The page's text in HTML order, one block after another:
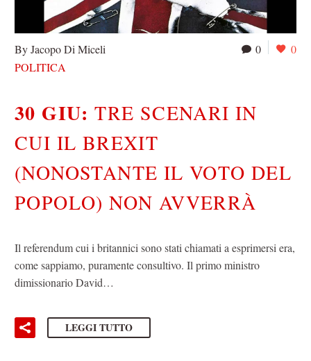
0 0
By Jacopo Di Miceli
POLITICA
30 GIU:TRE SCENARI IN
CUI IL BREXIT
(NONOSTANTE IL VOTO DEL
POPOLO) NON AVVERRÀ
Il referendum cui i britannici sono stati chiamati a esprimersi era,
come sappiamo, puramente consultivo. Il primo ministro
dimissionario David…
LEGGI TUTTO